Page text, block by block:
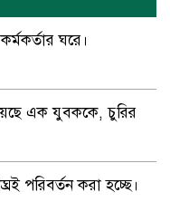
ঘরে।
এক যুবককে, চুরির
পরিবর্তন করা হচ্ছে।